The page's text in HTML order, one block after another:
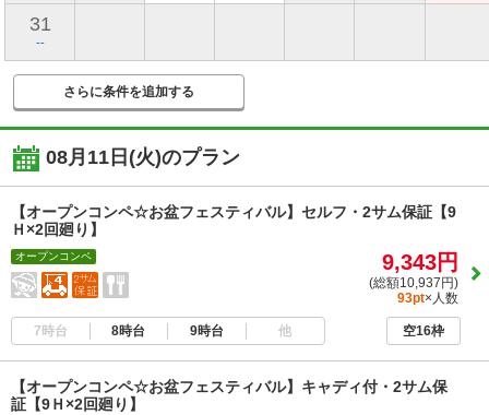
31
--
さらに条件を追加する
08月11日(火)のプラン
【オープンコンペ☆お盆フェスティバル】セルフ・2サム保証【9
Ｈ×2回廻り】
オープンコンペ 9,343円
(総額10,937円)
93pt×人数
7時台 8時台 9時台 他 空16枠
【オープンコンペ☆お盆フェスティバル】キャディ付・2サム保
証【9Ｈ×2回廻り】